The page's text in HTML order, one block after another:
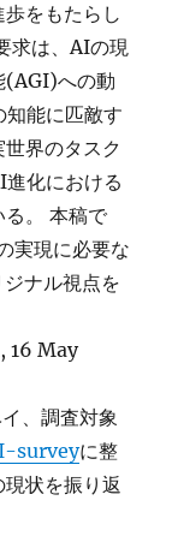
Path?
をもたらし
求は、AIの現
(AGI)への動
知能に匹敵す
界のタスク
化における
る。 本稿で
実現に必要な
ナル視点を
16 May
、調査対象
surveyに整
状を振り返